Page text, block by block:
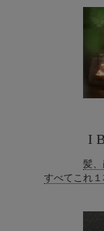
I
髪、
すべてこれ